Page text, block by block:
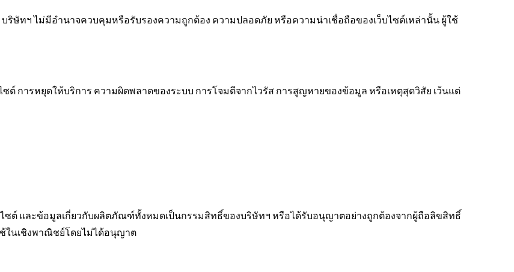
ริษัทฯ ไม่มีอำนาจควบคุมหรือรับรองความถูกต้อง ความปลอดภัย หรือความน่าเชื่อถือของเว็บไซต์เหล่านั้น ผู้ใช้
ต์ การหยุดให้บริการ ความผิดพลาดของระบบ การโจมตีจากไวรัส การสูญหายของข้อมูล หรือเหตุสุดวิสัย เว้นแต่
ไซต์ และข้อมูลเกี่ยวกับผลิตภัณฑ์ทั้งหมดเป็นกรรมสิทธิ์ของบริษัทฯ หรือได้รับอนุญาตอย่างถูกต้องจากผู้ถือลิขสิทธิ์
ในเชิงพาณิชย์โดยไม่ได้อนุญาต